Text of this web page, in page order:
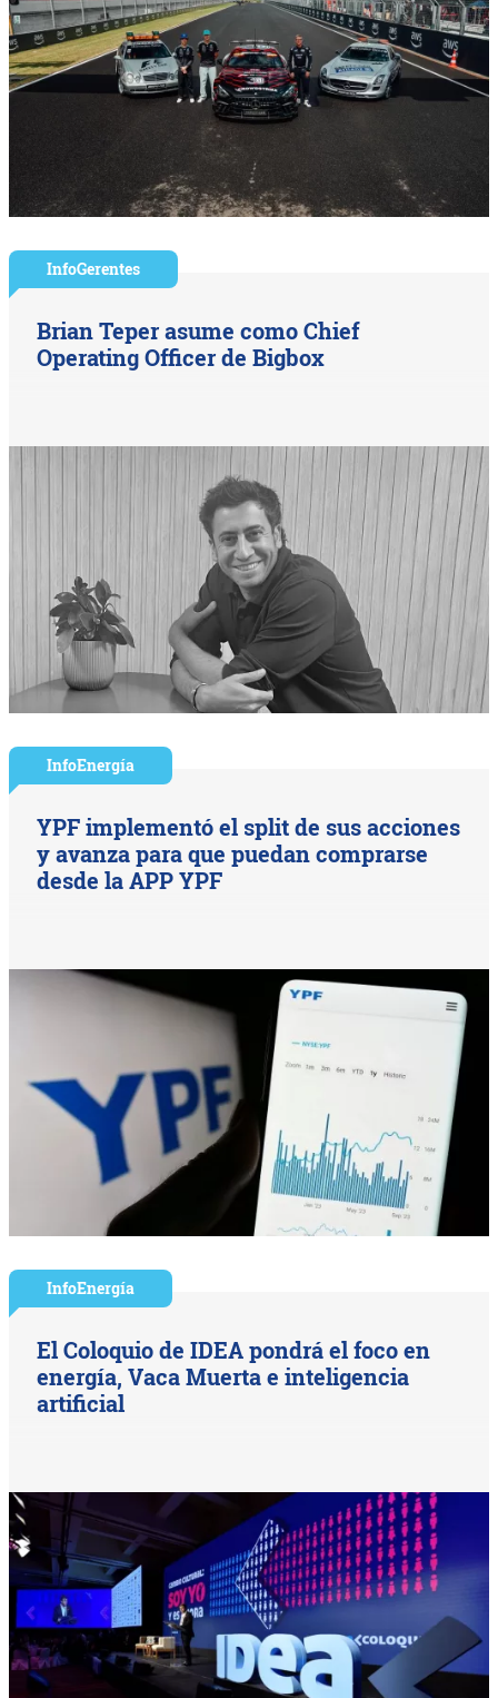
InfoGerentes
Brian Teper asume como Chief
Operating Officer de Bigbox
InfoEnergía
YPF implementó el split de sus acciones
y avanza para que puedan comprarse
desde la APP YPF
InfoEnergía
El Coloquio de IDEA pondrá el foco en
energía, Vaca Muerta e inteligencia
artificial